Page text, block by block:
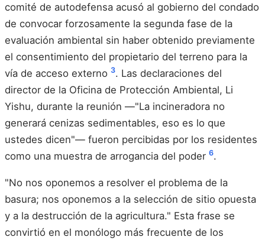
comité de autodefensa acusó al gobierno del condado
de convocar forzosamente la segunda fase de la
evaluación ambiental sin haber obtenido previamente
el consentimiento del propietario del terreno para la
vía de acceso externo 3. Las declaraciones del
director de la Oficina de Protección Ambiental, Li
Yishu, durante la reunión —"La incineradora no
generará cenizas sedimentables, eso es lo que
ustedes dicen"— fueron percibidas por los residentes
como una muestra de arrogancia del poder 6.
"No nos oponemos a resolver el problema de la
basura; nos oponemos a la selección de sitio opuesta
y a la destrucción de la agricultura." Esta frase se
convirtió en el monólogo más frecuente de los